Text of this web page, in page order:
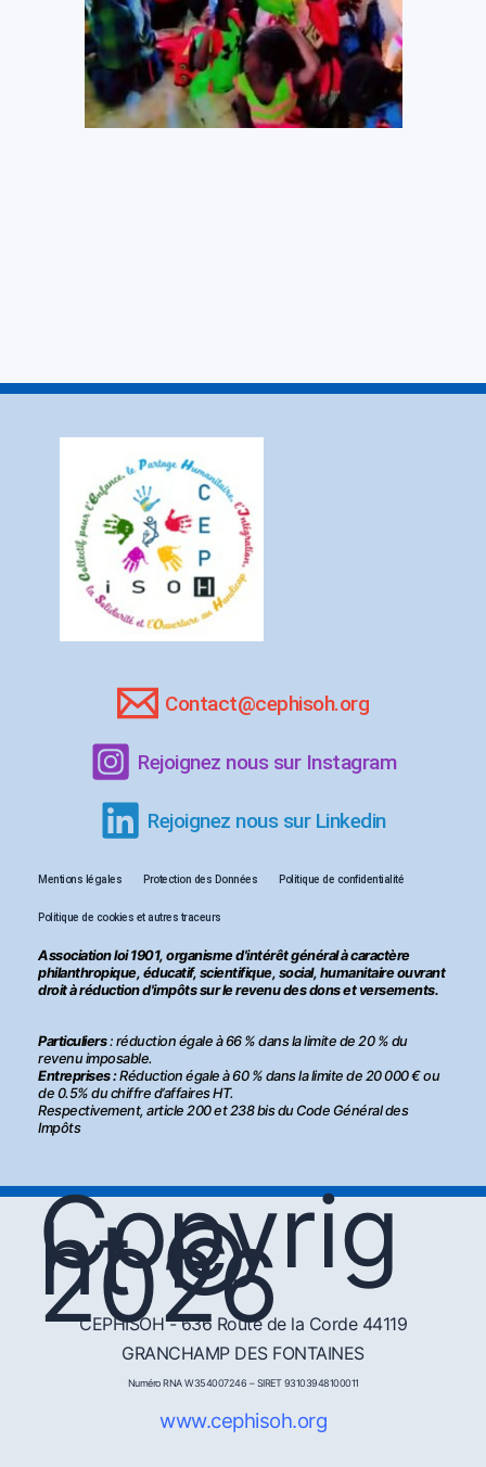
Contact@cephisoh.org
Rejoignez nous sur Instagram
Rejoignez nous sur Linkedin
Mentions légales Protection des Données Politique de confidentialité
Politique de cookies et autres traceurs
Association loi 1901, organisme d'intérêt général à caractère
philanthropique, éducatif, scientifique, social, humanitaire ouvrant
droit à réduction d'impôts sur le revenu des dons et versements.
Particuliers: réduction égale à 66 % dans la limite de 20 % du
revenu imposable.
Entreprises :Réduction égale à 60 % dans la limite de 20 000 € ou
de 0.5% du chiffre d’affaires HT.
Respectivement, article 200 et 238 bis du Code Général des
Impôts
Copyrig
ht ©
2026
CEPHISOH - 636 Route de la Corde 44119
GRANCHAMP DES FONTAINES
Numéro RNA W354007246 – SIRET 93103948100011
www.cephisoh.org